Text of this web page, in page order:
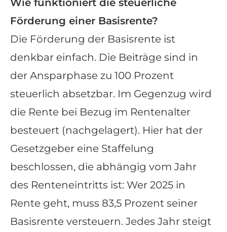
Wie funktioniert die steuerliche
Förderung einer Basisrente?
Die Förderung der Basisrente ist
denkbar einfach. Die Beiträge sind in
der Ansparphase zu 100 Prozent
steuerlich absetzbar. Im Gegenzug wird
die Rente bei Bezug im Rentenalter
besteuert (nachgelagert). Hier hat der
Gesetzgeber eine Staffelung
beschlossen, die abhängig vom Jahr
des Renteneintritts ist: Wer 2025 in
Rente geht, muss 83,5 Prozent seiner
Basisrente versteuern. Jedes Jahr steigt